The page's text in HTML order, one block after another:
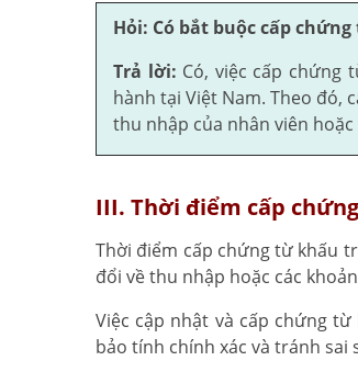
Hỏi: Có bắt buộc cấp
Trả lời: Có, việc cấp chứng
hành tại Việt Nam. Theo đó,
thu nhập của nhân viên
III. Thời điểm cấp
Thời điểm cấp chứng từ khấu
đổi về thu nhập hoặc các
Việc cập nhật và cấp chứng
bảo tính chính xác và tránh